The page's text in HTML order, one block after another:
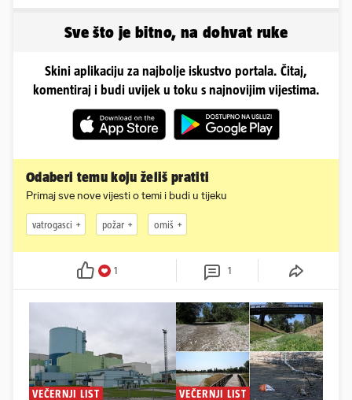
Sve što je bitno, na dohvat ruke
Skini aplikaciju za najbolje iskustvo portala. Čitaj,
komentiraj i budi uvijek u toku s najnovijim vijestima.
Odaberi temu koju želiš pratiti
Primaj sve nove vijesti o temi i budi u tijeku
vatrogasci požar omiš
1 1